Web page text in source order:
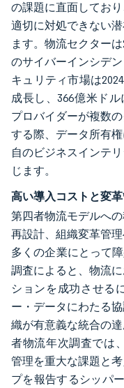
の課題に直面してお
適切に対処できない
ます。物流セクター
のサイバーインシデ
キュリティ市場は
成長し、366億米ド
プロバイダーが複数
する際、データ所有
自のビジネスインテ
じます。
高い導入コストと変
第四者物流モデルへ
再設計、組織変革管
多くの企業にとって
調査によると、物流
ションを成功させる
ー・データにわたる
織が有意義な統合の
者物流年次調査では
管理を重大な課題と
プを報告するシッパ